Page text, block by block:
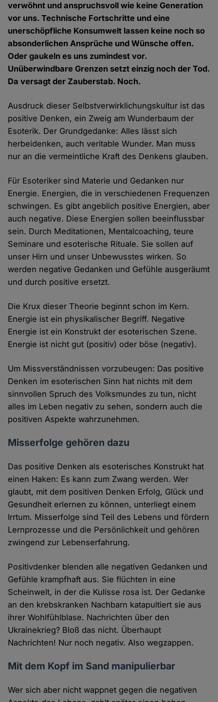
verwöhnt und anspruchsvoll wie keine Generation
vor uns. Technische Fortschritte und eine
unerschöpfliche Konsumwelt lassen keine noch so
absonderlichen Ansprüche und Wünsche offen.
Oder gaukeln es uns zumindest vor.
Unüberwindbare Grenzen setzt einzig noch der Tod.
Da versagt der Zauberstab. Noch.
Ausdruck dieser Selbstverwirklichungskultur ist das
positive Denken, ein Zweig am Wunderbaum der
Esoterik. Der Grundgedanke: Alles lässt sich
herbeidenken, auch veritable Wunder. Man muss
nur an die vermeintliche Kraft des Denkens glauben.
Für Esoteriker sind Materie und Gedanken nur
Energie. Energien, die in verschiedenen Frequenzen
schwingen. Es gibt angeblich positive Energien, aber
auch negative. Diese Energien sollen beeinflussbar
sein. Durch Meditationen, Mentalcoaching, teure
Seminare und esoterische Rituale. Sie sollen auf
unser Hirn und unser Unbewusstes wirken. So
werden negative Gedanken und Gefühle ausgeräumt
und durch positive ersetzt.
Die Krux dieser Theorie beginnt schon im Kern.
Energie ist ein physikalischer Begriff. Negative
Energie ist ein Konstrukt der esoterischen Szene.
Energie ist nicht gut (positiv) oder böse (negativ).
Um Missverständnissen vorzubeugen: Das positive
Denken im esoterischen Sinn hat nichts mit dem
sinnvollen Spruch des Volksmundes zu tun, nicht
alles im Leben negativ zu sehen, sondern auch die
positiven Aspekte wahrzunehmen.
Misserfolge gehören dazu
Das positive Denken als esoterisches Konstrukt hat
einen Haken: Es kann zum Zwang werden. Wer
glaubt, mit dem positiven Denken Erfolg, Glück und
Gesundheit erlernen zu können, unterliegt einem
Irrtum. Misserfolge sind Teil des Lebens und fördern
Lernprozesse und die Persönlichkeit und gehören
zwingend zur Lebenserfahrung.
Positivdenker blenden alle negativen Gedanken und
Gefühle krampfhaft aus. Sie flüchten in eine
Scheinwelt, in der die Kulisse rosa ist. Der Gedanke
an den krebskranken Nachbarn katapultiert sie aus
ihrer Wohlfühlblase. Nachrichten über den
Ukrainekrieg? Bloß das nicht. Überhaupt
Nachrichten! Nur noch negativ. Also wegzappen.
Mit dem Kopf im Sand manipulierbar
Wer sich aber nicht wappnet gegen die negativen